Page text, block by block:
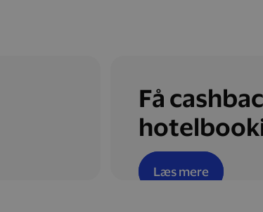
Få
Læs mere